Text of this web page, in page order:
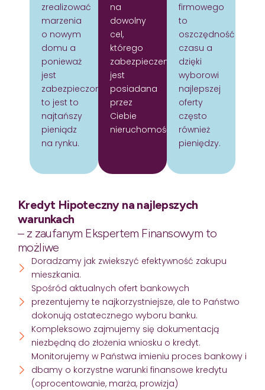
zrealizować
marzenia
o nowym
domu a
ponieważ
jest
zabezpieczony
to jest to
najtańszy
pieniądz
na rynku.
na
dowolny
cel,
którego
zabezpieczeniem
jest
posiadana
przez
Ciebie
nieruchomość.
firmowego
to
oszczędność
czasu a
dzięki
wyborowi
najlepszej
oferty
często
również
pieniędzy.
Kredyt Hipoteczny na najlepszych
warunkach
– z zaufanym Ekspertem Finansowym to
możliwe
Doradzamy jak zwiekszyć efektywność zakupu
mieszkania.
Spośród aktualnych ofert bankowych
prezentujemy te najkorzystniejsze, ale to Państwo
dokonują ostatecznego wyboru banku.
Kompleksowo zajmujemy się dokumentacją
niezbędną do złożenia wniosku o kredyt.
Monitorujemy w Państwa imieniu proces bankowy i
dbamy o korzystne warunki finansowe kredytu
(oprocentowanie, marża, prowizja)